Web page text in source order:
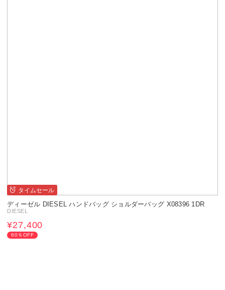
タイムセール
ディーゼル DIESEL ハンドバッグ ショルダーバッグ X08396 1DR
DIESEL
¥27,400
60％OFF